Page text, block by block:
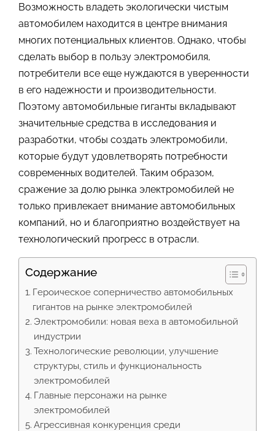
Возможность владеть экологически чистым
автомобилем находится в центре внимания
многих потенциальных клиентов. Однако, чтобы
сделать выбор в пользу электромобиля,
потребители все еще нуждаются в уверенности
в его надежности и производительности.
Поэтому автомобильные гиганты вкладывают
значительные средства в исследования и
разработки, чтобы создать электромобили,
которые будут удовлетворять потребности
современных водителей. Таким образом,
сражение за долю рынка электромобилей не
только привлекает внимание автомобильных
компаний, но и благоприятно воздействует на
технологический прогресс в отрасли.
Содержание
Героическое соперничество автомобильных
гигантов на рынке электромобилей
Электромобили: новая веха в автомобильной
индустрии
Технологические революции, улучшение
структуры, стиль и функциональность
электромобилей
Главные персонажи на рынке
электромобилей
Агрессивная конкуренция среди